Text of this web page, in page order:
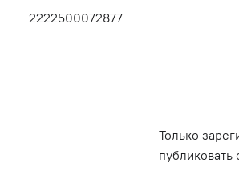
2222500072877
Только
публиковать